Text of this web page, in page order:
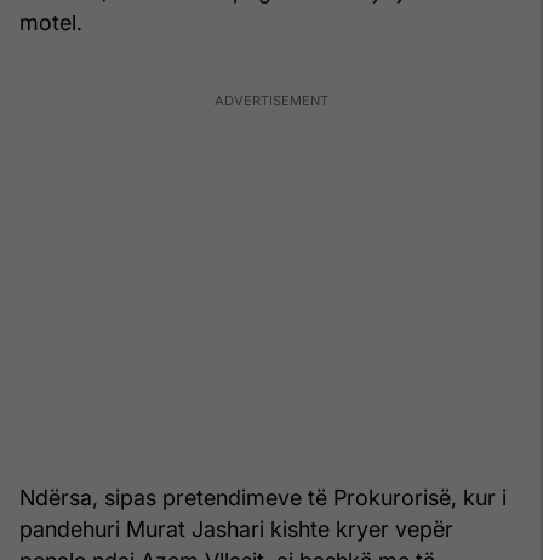
motel.
Ndërsa, sipas pretendimeve të Prokurorisë, kur i
pandehuri Murat Jashari kishte kryer vepër